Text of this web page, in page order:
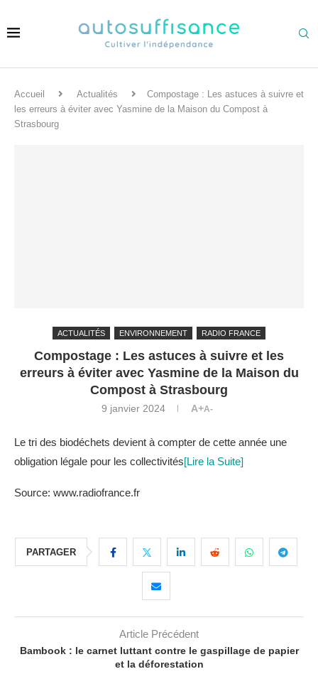
Accueil Actualités
Compostage : Les astuces à suivre et
les erreurs à éviter avec Yasmine de la Maison du Compost à
Strasbourg
ACTUALITÉS ENVIRONNEMENT RADIO FRANCE
Compostage : Les astuces à suivre et les
erreurs à éviter avec Yasmine de la Maison du
Compost à Strasbourg
9 janvier 2024 A+A-
Le tri des biodéchets devient à compter de cette année une
obligation légale pour les collectivités[Lire la Suite]
Source: www.radiofrance.fr
PARTAGER
Article Précédent
Bambook : le carnet luttant contre le gaspillage de papier
et la déforestation